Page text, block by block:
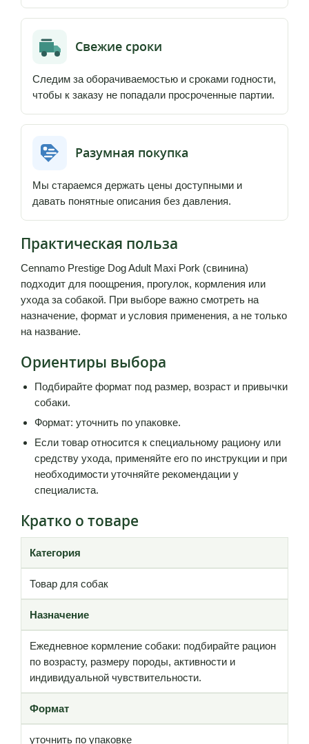
Свежие сроки
Следим за оборачиваемостью и сроками годности,
чтобы к заказу не попадали просроченные партии.
Разумная покупка
Мы стараемся держать цены доступными и
давать понятные описания без давления.
Практическая польза
Cennamo Prestige Dog Adult Maxi Pork (свинина)
подходит для поощрения, прогулок, кормления или
ухода за собакой. При выборе важно смотреть на
назначение, формат и условия применения, а не только
на название.
Ориентиры выбора
Подбирайте формат под размер, возраст и привычки
собаки.
Формат: уточнить по упаковке.
Если товар относится к специальному рациону или
средству ухода, применяйте его по инструкции и при
необходимости уточняйте рекомендации у
специалиста.
Кратко о товаре
Категория
Товар для собак
Назначение
Ежедневное кормление собаки: подбирайте рацион
по возрасту, размеру породы, активности и
индивидуальной чувствительности.
Формат
уточнить по упаковке